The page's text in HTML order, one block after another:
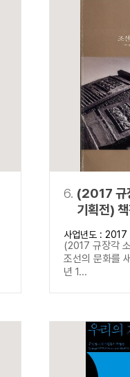
6. (2017 규
기획전)
새기다
사업년도 : 2017
(2017 규장각
조선의 문화를
년 1...